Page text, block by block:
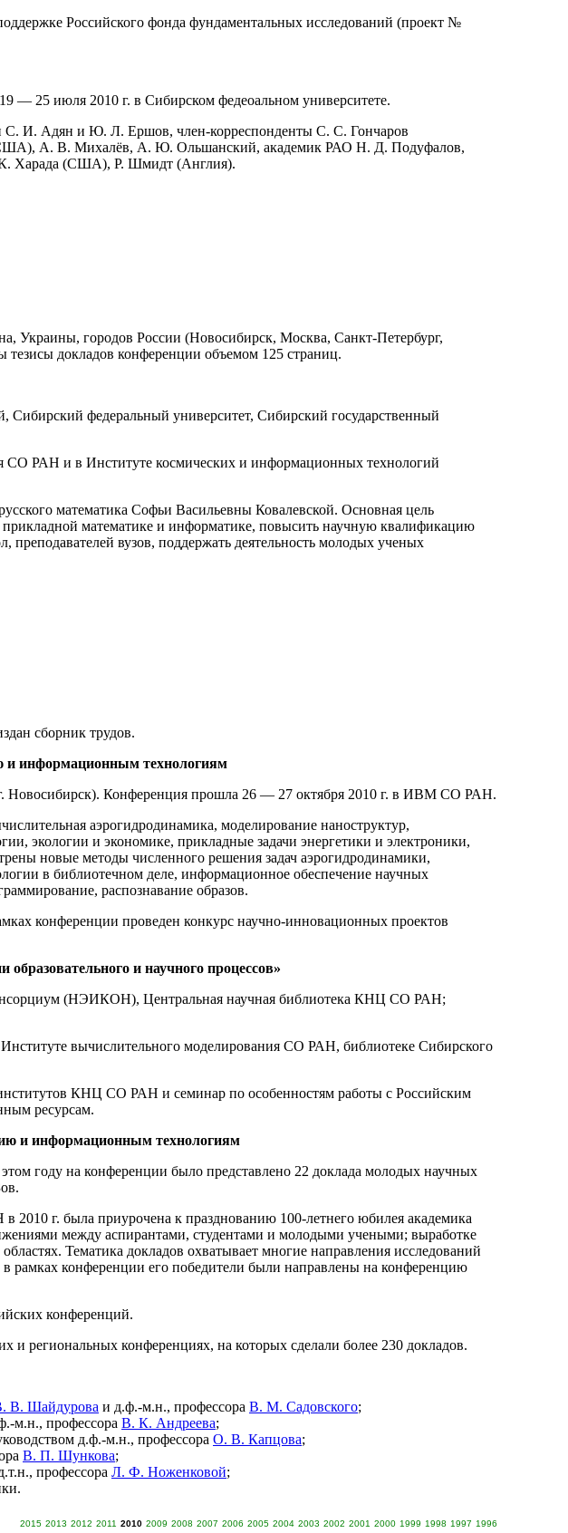
Российского фонда фундаментальных исследований (проект №
— 25 июля 2010 г. в Сибирском федеоальном университете.
С. И. Адян и Ю. Л. Ершов, член-корреспонденты С. С. Гончаров
А. В. Михалёв, А. Ю. Ольшанский, академик РАО Н. Д. Подуфалов,
Харада (США), Р. Шмидт (Англия).
городов России (Новосибирск, Москва, Санкт-Петербург,
докладов конференции объемом 125 страниц.
федеральный университет, Сибирский государственный
СО РАН и в Институте космических и информационных технологий
математика Софьи Васильевны Ковалевской. Основная цель
математике и информатике, повысить научную квалификацию
вузов, поддержать деятельность молодых ученых
сборник трудов.
и информационным технологиям
Новосибирск). Конференция прошла 26 — 27 октября 2010 г. в ИВМ СО РАН.
аэрогидродинамика, моделирование наноструктур,
экологии и экономике, прикладные задачи энергетики и электроники,
новые методы численного решения задач аэрогидродинамики,
в библиотечном деле, информационное обеспечение научных
распознавание образов.
конференции проведен конкурс научно-инновационных проектов
и научного процессов»
(НЭИКОН), Центральная научная библиотека КНЦ СО РАН;
вычислительного моделирования СО РАН, библиотеке Сибирского
КНЦ СО РАН и семинар по особенностям работы с Российским
ресурсам.
и информационным технологиям
году на конференции было представлено 22 доклада молодых научных
г. была приурочена к празднованию 100-летнего юбилея академика
между аспирантами, студентами и молодыми учеными; выработке
Тематика докладов охватывает многие направления исследований
рамках конференции его победители были направлены на конференцию
конференций.
региональных конференциях, на которых сделали более 230 докладов.
В. Шайдурова и д.ф.-м.н., профессора В. М. Садовского;
м.н., профессора В. К. Андреева;
д.ф.-м.н., профессора О. В. Капцова;
В. П. Шункова;
профессора Л. Ф. Ноженковой;
2015 2013 2012 2011 2010 2009 2008 2007 2006 2005 2004 2003 2002 2001 2000 1999 1998 1997 1996